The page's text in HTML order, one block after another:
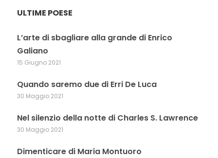
ULTIME POESE
L’arte di sbagliare alla grande di Enrico
Galiano
15 Giugno 2021
Quando saremo due di Erri De Luca
30 Maggio 2021
Nel silenzio della notte di Charles S. Lawrence
30 Maggio 2021
Dimenticare di Maria Montuoro